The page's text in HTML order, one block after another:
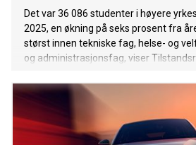
Det var 36 086 studenter i høyere
2025, en økning på seks prosent fra
størst innen tekniske fag, helse- og
og administrasjonsfag, viser